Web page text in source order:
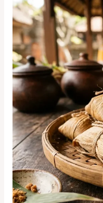
Tari
Bali:
Pilihan
Oleh-
Oleh
Gurih
Favorit
Wisatawan